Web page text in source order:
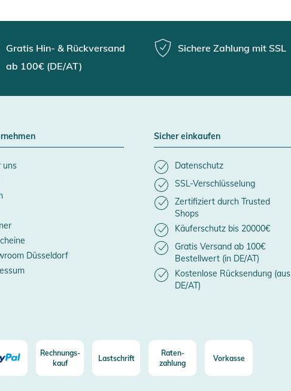
Gratis Hin- & Rückversand
ab 100€ (DE/AT)
Sichere Zahlung mit SSL
uns
Düsseldorf
Sicher einkaufen
Datenschutz
SSL-Verschlüsselung
Zertifiziert durch Trusted
Shops
Käuferschutz bis 20000€
Gratis Versand ab 100€
Bestellwert (in DE/AT)
Kostenlose Rücksendung (aus
DE/AT)
Rechnungs-
kauf
Lastschrift
Raten-
zahlung
Vorkasse